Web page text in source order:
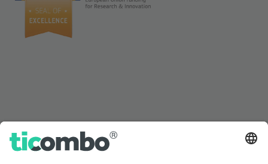
Vu aux informations